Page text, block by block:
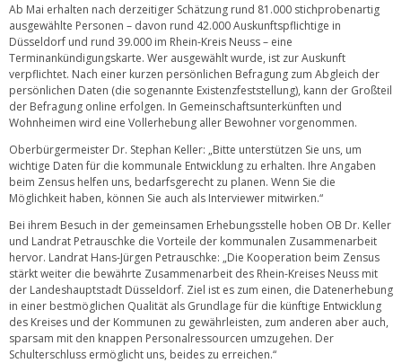
Ab Mai erhalten nach derzeitiger Schätzung rund 81.000 stichprobenartig
ausgewählte Personen – davon rund 42.000 Auskunftspflichtige in
Düsseldorf und rund 39.000 im Rhein-Kreis Neuss – eine
Terminankündigungskarte. Wer ausgewählt wurde, ist zur Auskunft
verpflichtet. Nach einer kurzen persönlichen Befragung zum Abgleich der
persönlichen Daten (die sogenannte Existenzfeststellung), kann der Großteil
der Befragung online erfolgen. In Gemeinschaftsunterkünften und
Wohnheimen wird eine Vollerhebung aller Bewohner vorgenommen.
Oberbürgermeister Dr. Stephan Keller: „Bitte unterstützen Sie uns, um
wichtige Daten für die kommunale Entwicklung zu erhalten. Ihre Angaben
beim Zensus helfen uns, bedarfsgerecht zu planen. Wenn Sie die
Möglichkeit haben, können Sie auch als Interviewer mitwirken.“
Bei ihrem Besuch in der gemeinsamen Erhebungsstelle hoben OB Dr. Keller
und Landrat Petrauschke die Vorteile der kommunalen Zusammenarbeit
hervor. Landrat Hans-Jürgen Petrauschke: „Die Kooperation beim Zensus
stärkt weiter die bewährte Zusammenarbeit des Rhein-Kreises Neuss mit
der Landeshauptstadt Düsseldorf. Ziel ist es zum einen, die Datenerhebung
in einer bestmöglichen Qualität als Grundlage für die künftige Entwicklung
des Kreises und der Kommunen zu gewährleisten, zum anderen aber auch,
sparsam mit den knappen Personalressourcen umzugehen. Der
Schulterschluss ermöglicht uns, beides zu erreichen.“